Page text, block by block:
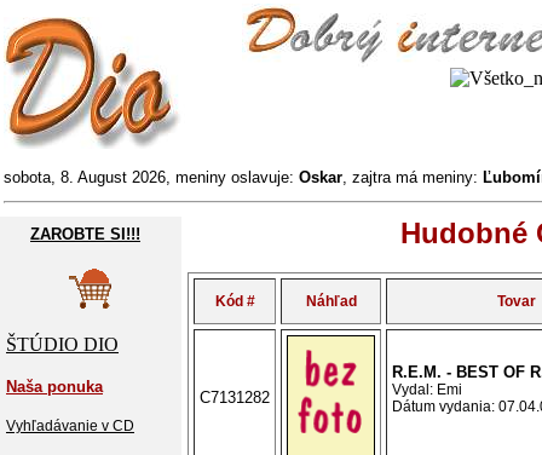
sobota, 8. August 2026, meniny oslavuje: Oskar, zajtra má meniny:
ZAROBTE SI!!!
ŠTÚDIO DIO
Naša ponuka
Vyhľadávanie v CD
Hudobné
Kód # Náhľad Tovar
C7131282
R.E.M. - BEST OF
Vydal: Emi
Dátum vydania: